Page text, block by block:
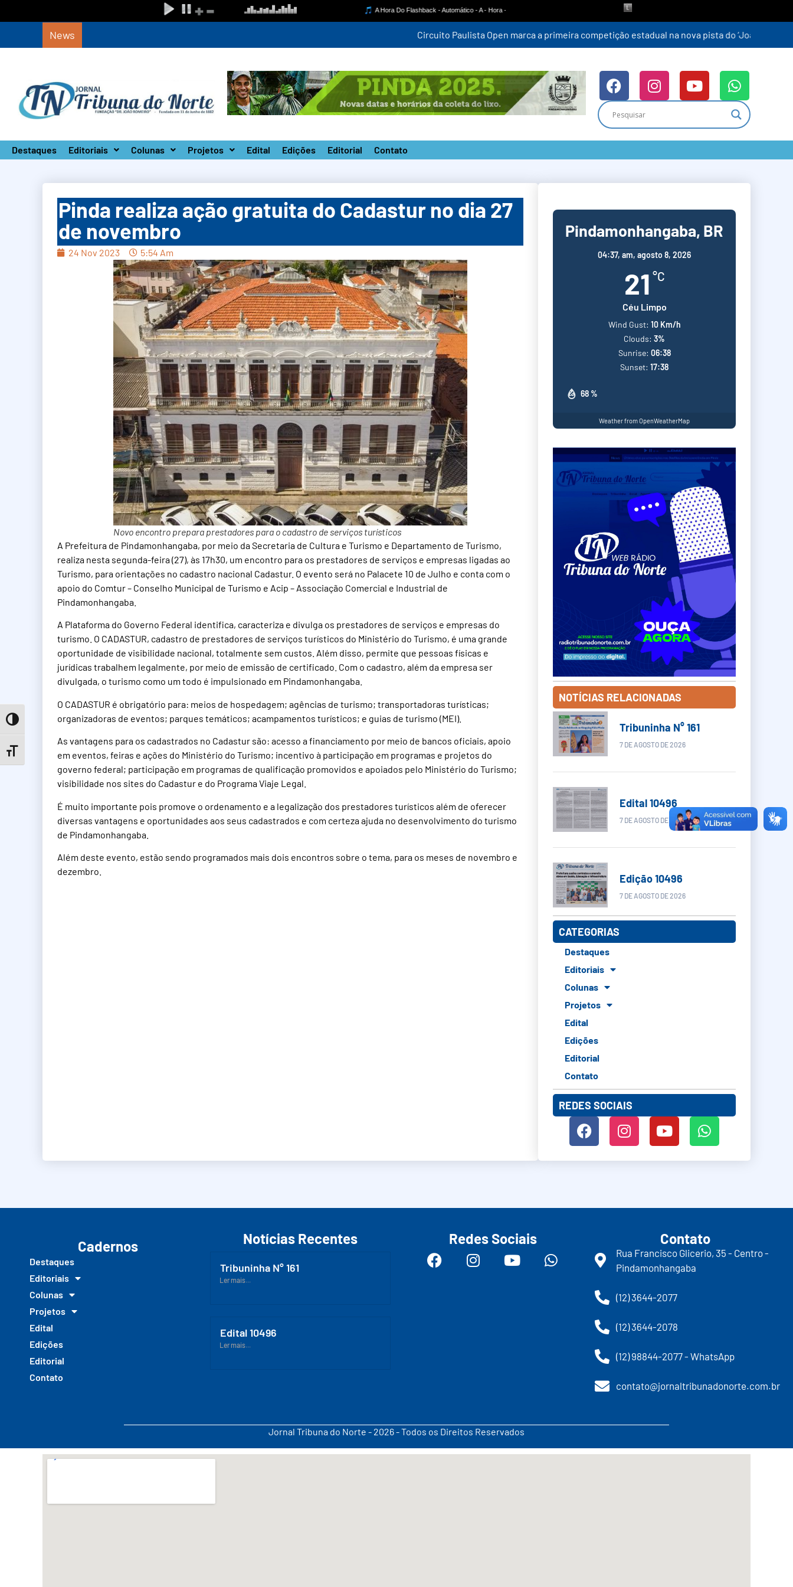
Toggle High Contrast
Toggle Font size
News Circuito Paulista Open marca a primeira competição estadual na nova pista do ‘João do Pulo’
Destaques Editoriais Colunas Projetos Edital Edições Editorial Contato
Pinda realiza ação gratuita do Cadastur no dia 27
de novembro
24 Nov 2023 5:54 Am
Novo encontro prepara prestadores para o cadastro de serviços turísticos
A Prefeitura de Pindamonhangaba, por meio da Secretaria de Cultura e Turismo e Departamento de Turismo,
realiza nesta segunda-feira (27), às 17h30, um encontro para os prestadores de serviços e empresas ligadas ao
Turismo, para orientações no cadastro nacional Cadastur. O evento será no Palacete 10 de Julho e conta com o
apoio do Comtur – Conselho Municipal de Turismo e Acip – Associação Comercial e Industrial de
Pindamonhangaba.
A Plataforma do Governo Federal identifica, caracteriza e divulga os prestadores de serviços e empresas do
turismo. O CADASTUR, cadastro de prestadores de serviços turísticos do Ministério do Turismo, é uma grande
oportunidade de visibilidade nacional, totalmente sem custos. Além disso, permite que pessoas físicas e
jurídicas trabalhem legalmente, por meio de emissão de certificado. Com o cadastro, além da empresa ser
divulgada, o turismo como um todo é impulsionado em Pindamonhangaba.
O CADASTUR é obrigatório para: meios de hospedagem; agências de turismo; transportadoras turísticas;
organizadoras de eventos; parques temáticos; acampamentos turísticos; e guias de turismo (MEI).
As vantagens para os cadastrados no Cadastur são: acesso a financiamento por meio de bancos oficiais, apoio
em eventos, feiras e ações do Ministério do Turismo; incentivo à participação em programas e projetos do
governo federal; participação em programas de qualificação promovidos e apoiados pelo Ministério do Turismo;
visibilidade nos sites do Cadastur e do Programa Viaje Legal.
É muito importante pois promove o ordenamento e a legalização dos prestadores turísticos além de oferecer
diversas vantagens e oportunidades aos seus cadastrados e com certeza ajuda no desenvolvimento do turismo
de Pindamonhangaba.
Além deste evento, estão sendo programados mais dois encontros sobre o tema, para os meses de novembro e
dezembro.
Pindamonhangaba, BR
04:37, am, agosto 8, 2026
21 °C
Céu Limpo
68 %
Wind Gust: 10 Km/h
Clouds: 3%
Sunrise: 06:38
Sunset: 17:38
Weather from OpenWeatherMap
NOTÍCIAS RELACIONADAS
Tribuninha N° 161
7 DE AGOSTO DE 2026
Edital 10496
7 DE AGOSTO DE 2026
Edição 10496
7 DE AGOSTO DE 2026
CATEGORIAS
Destaques
Editoriais
Colunas
Projetos
Edital
Edições
Editorial
Contato
REDES SOCIAIS
Cadernos
Destaques
Editoriais
Colunas
Projetos
Edital
Edições
Editorial
Contato
Notícias Recentes
Tribuninha N° 161
Ler mais...
Edital 10496
Ler mais...
Redes Sociais Contato
Rua Francisco Glicerio, 35 - Centro -
Pindamonhangaba
(12) 3644-2077
(12) 3644-2078
(12) 98844-2077 - WhatsApp
contato@jornaltribunadonorte.com.br
Jornal Tribuna do Norte - 2026 - Todos os Direitos Reservados